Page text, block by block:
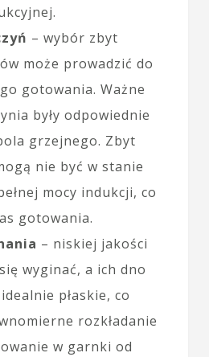
– wybór zbyt
może prowadzić do
gotowania. Ważne
były odpowiednie
grzejnego. Zbyt
nie być w stanie
mocy indukcji, co
gotowania.
– niskiej jakości
wyginać, a ich dno
płaskie, co
rozkładanie
w garnki od